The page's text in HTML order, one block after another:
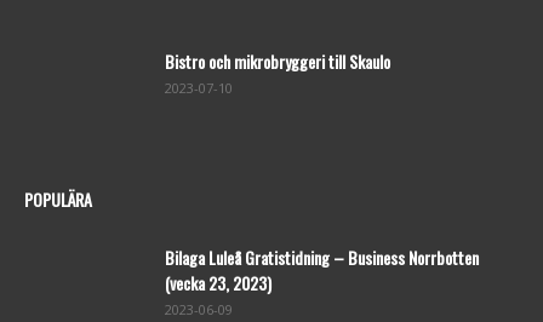
Bistro och mikrobryggeri till Skaulo
2023-07-10
POPULÄRA
Bilaga Luleå Gratistidning – Business Norrbotten
(vecka 23, 2023)
2023-06-09